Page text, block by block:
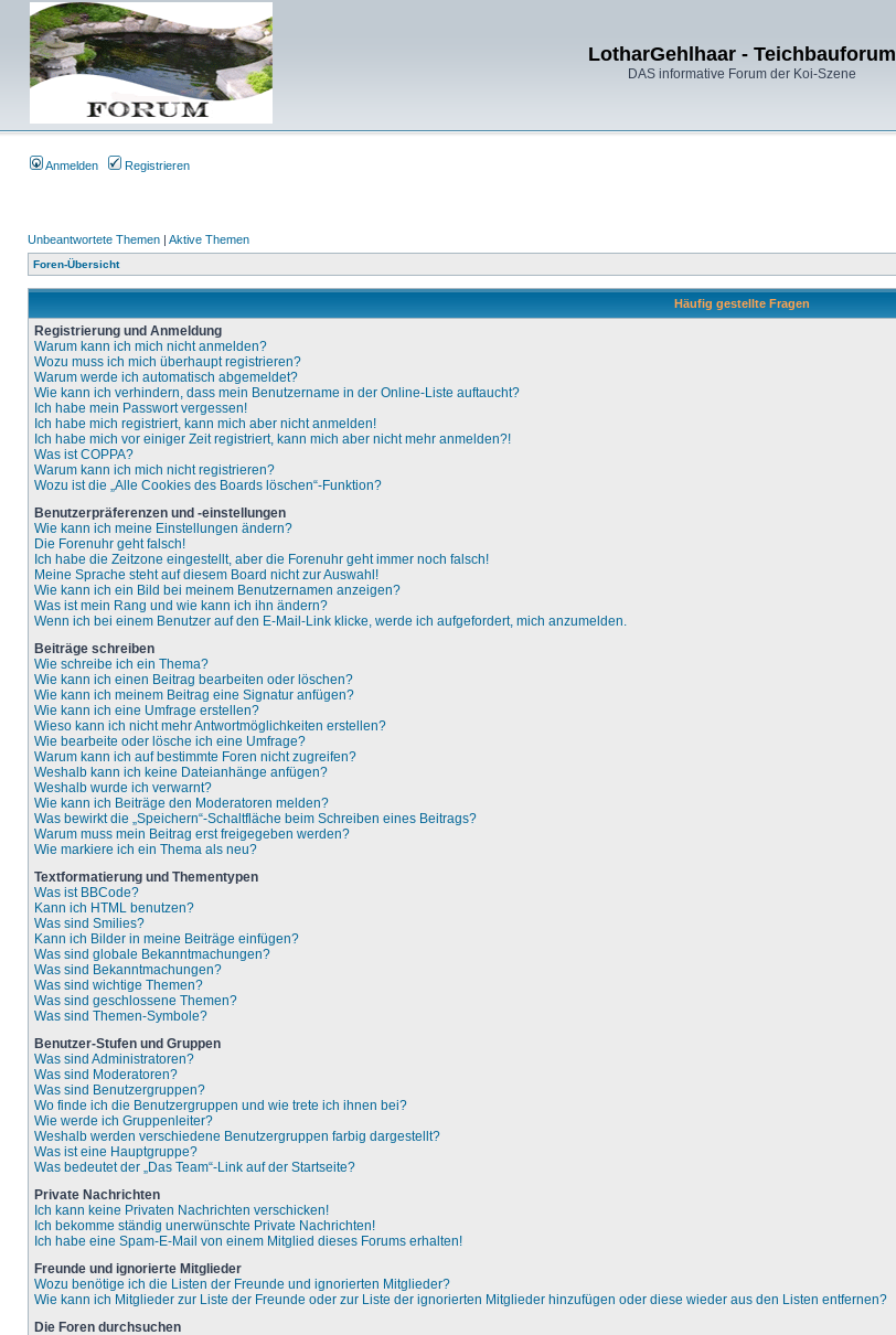
LotharGehlhaar - Teichbauforum
DAS informative Forum der Koi-Szene
Anmelden Registrieren
Unbeantwortete Themen | Aktive Themen
Foren-Übersicht
Häufig gestellte Fragen
Registrierung und Anmeldung
Warum kann ich mich nicht anmelden?
Wozu muss ich mich überhaupt registrieren?
Warum werde ich automatisch abgemeldet?
Wie kann ich verhindern, dass mein Benutzername in der Online-Liste auftaucht?
Ich habe mein Passwort vergessen!
Ich habe mich registriert, kann mich aber nicht anmelden!
Ich habe mich vor einiger Zeit registriert, kann mich aber nicht mehr anmelden?!
Was ist COPPA?
Warum kann ich mich nicht registrieren?
Wozu ist die „Alle Cookies des Boards löschen“-Funktion?
Benutzerpräferenzen und -einstellungen
Wie kann ich meine Einstellungen ändern?
Die Forenuhr geht falsch!
Ich habe die Zeitzone eingestellt, aber die Forenuhr geht immer noch falsch!
Meine Sprache steht auf diesem Board nicht zur Auswahl!
Wie kann ich ein Bild bei meinem Benutzernamen anzeigen?
Was ist mein Rang und wie kann ich ihn ändern?
Wenn ich bei einem Benutzer auf den E-Mail-Link klicke, werde ich aufgefordert, mich anzumelden.
Beiträge schreiben
Wie schreibe ich ein Thema?
Wie kann ich einen Beitrag bearbeiten oder löschen?
Wie kann ich meinem Beitrag eine Signatur anfügen?
Wie kann ich eine Umfrage erstellen?
Wieso kann ich nicht mehr Antwortmöglichkeiten erstellen?
Wie bearbeite oder lösche ich eine Umfrage?
Warum kann ich auf bestimmte Foren nicht zugreifen?
Weshalb kann ich keine Dateianhänge anfügen?
Weshalb wurde ich verwarnt?
Wie kann ich Beiträge den Moderatoren melden?
Was bewirkt die „Speichern“-Schaltfläche beim Schreiben eines Beitrags?
Warum muss mein Beitrag erst freigegeben werden?
Wie markiere ich ein Thema als neu?
Textformatierung und Thementypen
Was ist BBCode?
Kann ich HTML benutzen?
Was sind Smilies?
Kann ich Bilder in meine Beiträge einfügen?
Was sind globale Bekanntmachungen?
Was sind Bekanntmachungen?
Was sind wichtige Themen?
Was sind geschlossene Themen?
Was sind Themen-Symbole?
Benutzer-Stufen und Gruppen
Was sind Administratoren?
Was sind Moderatoren?
Was sind Benutzergruppen?
Wo finde ich die Benutzergruppen und wie trete ich ihnen bei?
Wie werde ich Gruppenleiter?
Weshalb werden verschiedene Benutzergruppen farbig dargestellt?
Was ist eine Hauptgruppe?
Was bedeutet der „Das Team“-Link auf der Startseite?
Private Nachrichten
Ich kann keine Privaten Nachrichten verschicken!
Ich bekomme ständig unerwünschte Private Nachrichten!
Ich habe eine Spam-E-Mail von einem Mitglied dieses Forums erhalten!
Freunde und ignorierte Mitglieder
Wozu benötige ich die Listen der Freunde und ignorierten Mitglieder?
Wie kann ich Mitglieder zur Liste der Freunde oder zur Liste der ignorierten Mitglieder hinzufügen oder diese wieder aus den Listen entfernen?
Die Foren durchsuchen